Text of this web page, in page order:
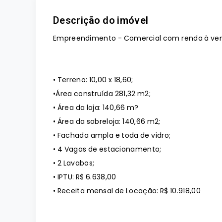
Descrição do imóvel
Empreendimento - Comercial com renda à
• Terreno: 10,00 x 18,60;
•Área construída 281,32 m2;
• Área da loja: 140,66 m?
• Área da sobreloja: 140,66 m2;
• Fachada ampla e toda de vidro;
• 4 Vagas de estacionamento;
• 2 Lavabos;
• IPTU: R$ 6.638,00
• Receita mensal de Locação: R$ 10.918,00